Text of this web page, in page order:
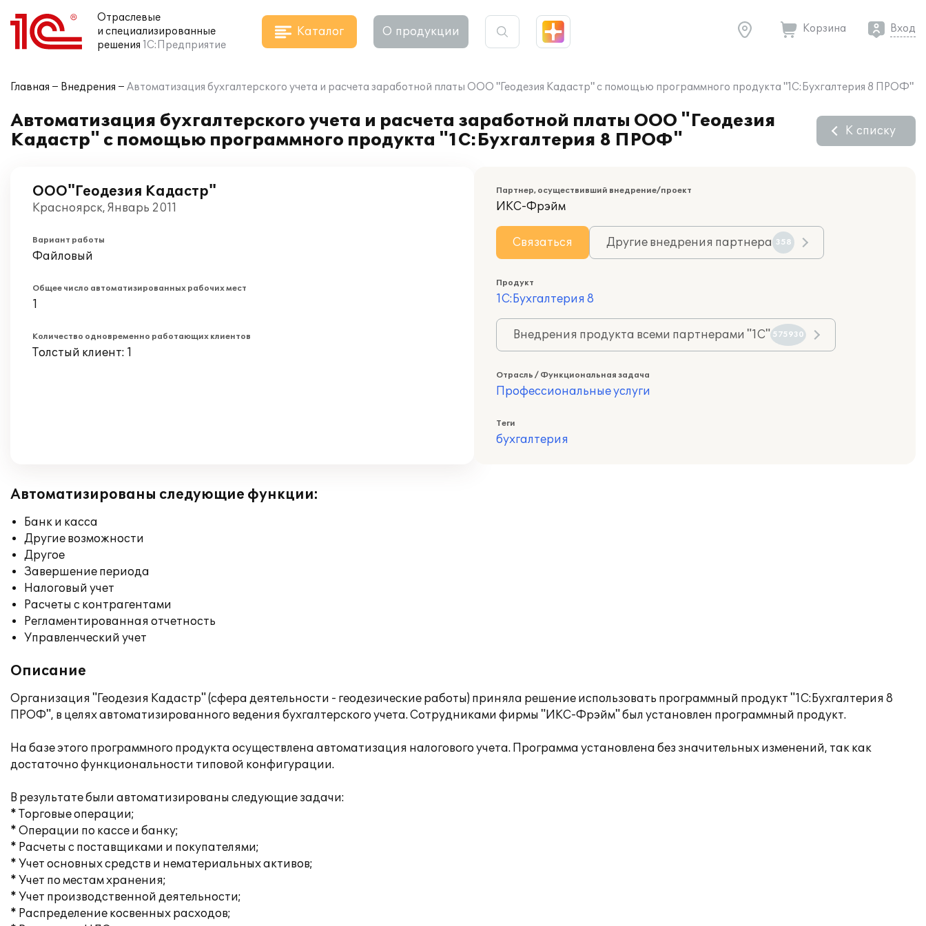
Отраслевые
и специализированные
решения 1С:Предприятие
Каталог О продукции Корзина Вход
Главная Внедрения Автоматизация бухгалтерского учета и расчета заработной платы ООО "Геодезия Кадастр" с помощью программного продукта "1С:Бухгалтерия 8 ПРОФ"
Автоматизация бухгалтерского учета и расчета заработной платы ООО "Геодезия
Кадастр" с помощью программного продукта "1С:Бухгалтерия 8 ПРОФ"
К списку
ООО"Геодезия Кадастр"
Красноярск, Январь 2011
Вариант работы
Файловый
Общее число автоматизированных рабочих мест
1
Количество одновременно работающих клиентов
Толстый клиент: 1
Партнер, осуществивший внедрение/проект
ИКС-Фрэйм
Связаться Другие внедрения партнера 358
Продукт
1С:Бухгалтерия 8
Внедрения продукта всеми партнерами "1С" 575930
Отрасль / Функциональная задача
Профессиональные услуги
Теги
бухгалтерия
Автоматизированы следующие функции:
Банк и касса
Другие возможности
Другое
Завершение периода
Налоговый учет
Расчеты с контрагентами
Регламентированная отчетность
Управленческий учет
Описание
Организация "Геодезия Кадастр" (сфера деятельности - геодезические работы) приняла решение использовать программный продукт "1C:Бухгалтерия 8
ПРОФ", в целях автоматизированного ведения бухгалтерского учета. Сотрудниками фирмы "ИКС-Фрэйм" был установлен программный продукт.
На базе этого программного продукта осуществлена автоматизация налогового учета. Программа установлена без значительных изменений, так как
достаточно функциональности типовой конфигурации.
В результате были автоматизированы следующие задачи:
* Торговые операции;
* Операции по кассе и банку;
* Расчеты с поставщиками и покупателями;
* Учет основных средств и нематериальных активов;
* Учет по местам хранения;
* Учет производственной деятельности;
* Распределение косвенных расходов;